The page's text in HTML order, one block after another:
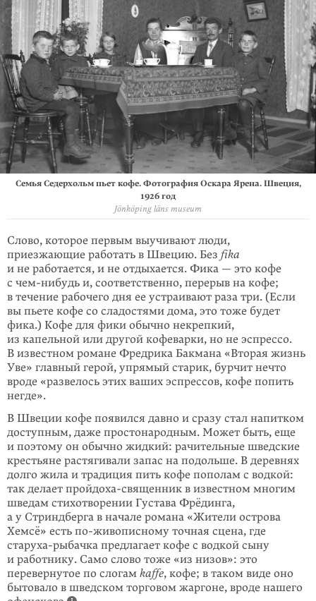
Семья Седерхольм пьет кофе. Фотография Оскара Ярена. Швеция,
1926 год
Jönköping läns museum
Слово, которое первым выучивают люди,
приезжающие работать в Швецию. Без fika
и не работается, и не отдыхается. Фика — это кофе
с чем-нибудь и, соот­ветственно, перерыв на кофе;
в течение рабочего дня ее устраивают раза три. (Если
вы пьете кофе со сладостями дома, это тоже будет
фика.) Кофе для фики обычно некрепкий,
из капельной или другой кофеварки, но не эспрессо.
В известном романе Фредрика Бакмана «Вторая жизнь
Уве» главный герой, упрямый старик, бурчит нечто
вроде «развелось этих ваших эспрессов, кофе попить
негде».
В Швеции кофе появился давно и сразу стал напитком
доступным, даже про­сто­народным. Может быть, еще
и поэтому он обычно жидкий: рачительные шведские
крестьяне растягивали запас на подольше. В деревнях
долго жила и традиция пить кофе пополам с водкой:
так делает пройдоха-священник в известном многим
шведам стихотворении Густава Фрёдинга,
а у Стриндберга в начале романа «Жители острова
Хемсё» есть по-живописному точная сцена, где
старуха-рыбачка предлагает кофе с водкой сыну
и работнику. Само слово тоже «из низов»: это
перевернутое по слогам kaffe, кофе; в таком виде оно
бытовало в шведском торговом жаргоне, вроде нашего